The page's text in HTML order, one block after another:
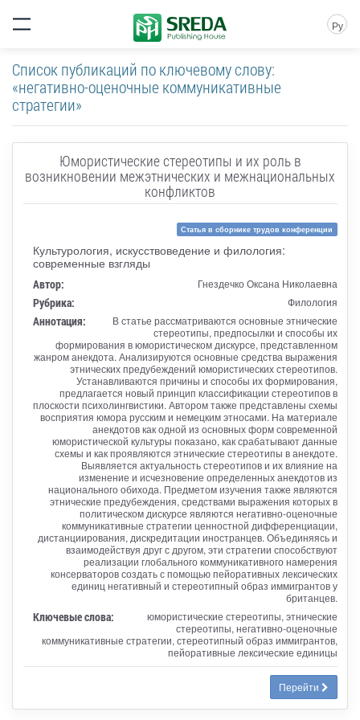
Ру
Список публикаций по ключевому слову:
«негативно-оценочные коммуникативные
стратегии»
Юмористические стереотипы и их роль в
возникновении межэтнических и межнациональных
конфликтов
Статья в сборнике трудов конференции
Культурология, искусствоведение и филология:
современные взгляды
Автор: Гнездечко Оксана Николаевна
Рубрика: Филология
Аннотация:
В статье рассматриваются основные этнические
стереотипы, предпосылки и способы их
формирования в юмористическом дискурсе, представленном
жанром анекдота. Анализируются основные средства выражения
этнических предубеждений юмористических стереотипов.
Устанавливаются причины и способы их формирования,
предлагается новый принцип классификации стереотипов в
плоскости психолингвистики. Автором также представлены схемы
восприятия юмора русским и немецким этносами. На материале
анекдотов как одной из основных форм современной
юмористической культуры показано, как срабатывают данные
схемы и как проявляются этнические стереотипы в анекдоте.
Выявляется актуальность стереотипов и их влияние на
изменение и исчезновение определенных анекдотов из
национального обихода. Предметом изучения также являются
этнические предубеждения, средствами выражения которых в
политическом дискурсе являются негативно-оценочные
коммуникативные стратегии ценностной дифференциации,
дистанциирования, дискредитации иностранцев. Объединяясь и
взаимодействуя друг с другом, эти стратегии способствуют
реализации глобального коммуникативного намерения
консерваторов создать с помощью пейоративных лексических
единиц негативный и стереотипный образ иммигрантов у
британцев.
Ключевые слова:
юмористические стереотипы, этнические
стереотипы, негативно-оценочные
коммуникативные стратегии, стереотипный образ иммигрантов,
пейоративные лексические единицы
Перейти